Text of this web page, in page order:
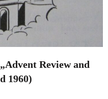
Review and
1960)